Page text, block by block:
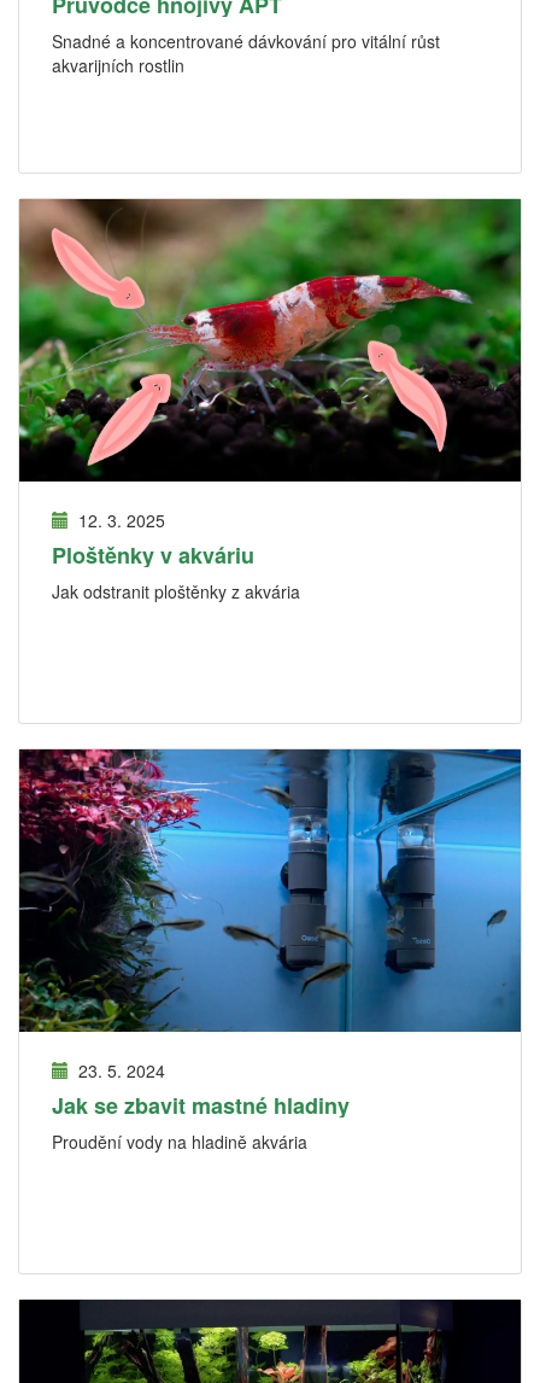
Snadné a koncentrované dávkování pro vitální růst
akvarijních rostlin
12. 3. 2025
Ploštěnky v akváriu
Jak odstranit ploštěnky z akvária
23. 5. 2024
Jak se zbavit mastné hladiny
Proudění vody na hladině akvária